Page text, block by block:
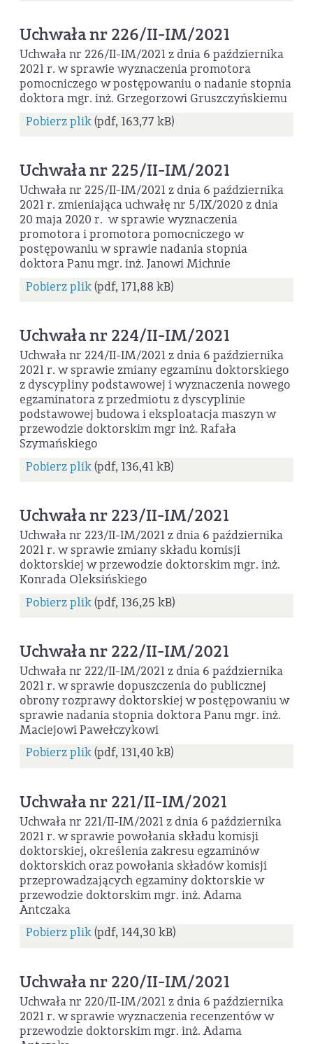
Uchwała nr 226/II-IM/2021
Uchwała nr 226/II-IM/2021 z dnia 6 października
2021 r. w sprawie wyznaczenia promotora
pomocniczego w postępowaniu o nadanie stopnia
doktora mgr. inż. Grzegorzowi Gruszczyńskiemu
Pobierz plik(pdf, 163,77 kB)
Uchwała nr 225/II-IM/2021
Uchwała nr 225/II-IM/2021 z dnia 6 października
2021 r. zmieniająca uchwałę nr 5/IX/2020 z dnia
20 maja 2020 r. w sprawie wyznaczenia
promotora i promotora pomocniczego w
postępowaniu w sprawie nadania stopnia
doktora Panu mgr. inż. Janowi Michnie
Pobierz plik(pdf, 171,88 kB)
Uchwała nr 224/II-IM/2021
Uchwała nr 224/II-IM/2021 z dnia 6 października
2021 r. w sprawie zmiany egzaminu doktorskiego
z dyscypliny podstawowej i wyznaczenia nowego
egzaminatora z przedmiotu z dyscyplinie
podstawowej budowa i eksploatacja maszyn w
przewodzie doktorskim mgr inż. Rafała
Szymańskiego
Pobierz plik(pdf, 136,41 kB)
Uchwała nr 223/II-IM/2021
Uchwała nr 223/II-IM/2021 z dnia 6 października
2021 r. w sprawie zmiany składu komisji
doktorskiej w przewodzie doktorskim mgr. inż.
Konrada Oleksińskiego
Pobierz plik(pdf, 136,25 kB)
Uchwała nr 222/II-IM/2021
Uchwała nr 222/II-IM/2021 z dnia 6 października
2021 r. w sprawie dopuszczenia do publicznej
obrony rozprawy doktorskiej w postępowaniu w
sprawie nadania stopnia doktora Panu mgr. inż.
Maciejowi Pawełczykowi
Pobierz plik(pdf, 131,40 kB)
Uchwała nr 221/II-IM/2021
Uchwała nr 221/II-IM/2021 z dnia 6 października
2021 r. w sprawie powołania składu komisji
doktorskiej, określenia zakresu egzaminów
doktorskich oraz powołania składów komisji
przeprowadzających egzaminy doktorskie w
przewodzie doktorskim mgr. inż. Adama
Antczaka
Pobierz plik(pdf, 144,30 kB)
Uchwała nr 220/II-IM/2021
Uchwała nr 220/II-IM/2021 z dnia 6 października
2021 r. w sprawie wyznaczenia recenzentów w
przewodzie doktorskim mgr. inż. Adama